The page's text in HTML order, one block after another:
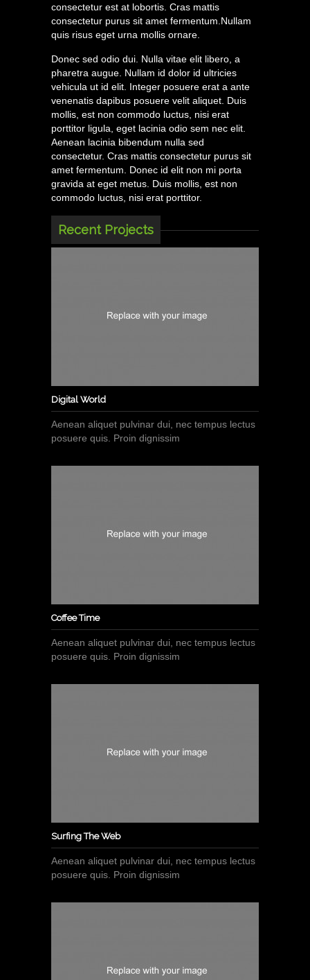
consectetur est at lobortis. Cras mattis
consectetur purus sit amet fermentum.Nullam
quis risus eget urna mollis ornare.
Donec sed odio dui. Nulla vitae elit libero, a
pharetra augue. Nullam id dolor id ultricies
vehicula ut id elit. Integer posuere erat a ante
venenatis dapibus posuere velit aliquet. Duis
mollis, est non commodo luctus, nisi erat
porttitor ligula, eget lacinia odio sem nec elit.
Aenean lacinia bibendum nulla sed
consectetur. Cras mattis consectetur purus sit
amet fermentum. Donec id elit non mi porta
gravida at eget metus. Duis mollis, est non
commodo luctus, nisi erat porttitor.
Recent Projects
Digital World
Aenean aliquet pulvinar dui, nec tempus lectus
posuere quis. Proin dignissim
Coffee Time
Aenean aliquet pulvinar dui, nec tempus lectus
posuere quis. Proin dignissim
Surfing The Web
Aenean aliquet pulvinar dui, nec tempus lectus
posuere quis. Proin dignissim